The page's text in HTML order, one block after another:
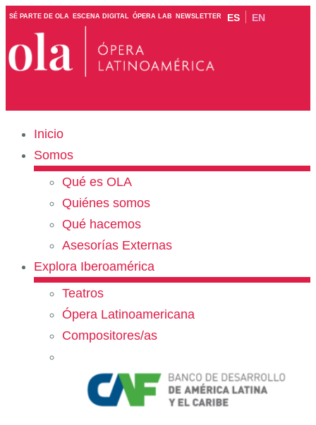
SÉ PARTE DE OLA ESCENA DIGITAL ÓPERA LAB NEWSLETTER ES EN
Inicio
Somos
Qué es OLA
Quiénes somos
Qué hacemos
Asesorías Externas
Explora Iberoamérica
Teatros
Ópera Latinoamericana
Compositores/as